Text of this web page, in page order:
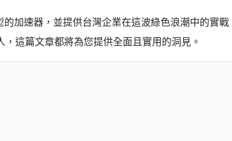
加速器，並提供台灣企業在這波綠色浪潮中的實戰
這篇文章都將為您提供全面且實用的洞見。